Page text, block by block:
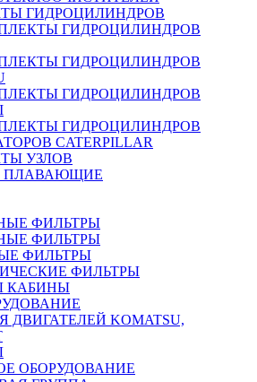
ГИДРОЦИЛИНДРОВ
ГИДРОЦИЛИНДРОВ
ГИДРОЦИЛИНДРОВ
ГИДРОЦИЛИНДРОВ
ГИДРОЦИЛИНДРОВ
CATERPILLAR
УЗЛОВ
ПЛАВАЮЩИЕ
ФИЛЬТРЫ
ФИЛЬТРЫ
ФИЛЬТРЫ
ФИЛЬТРЫ
КАБИНЫ
ДВИГАТЕЛЕЙ KOMATSU,
ОБОРУДОВАНИЕ